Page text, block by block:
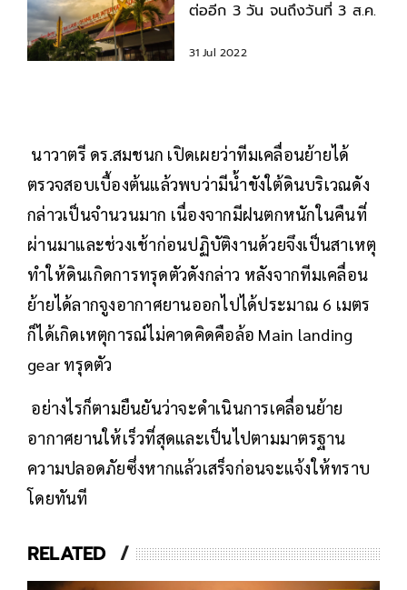
ต่ออีก 3 วัน จนถึงวันที่ 3 ส.ค.
31 Jul 2022
นาวาตรี ดร.สมชนก เปิดเผยว่าทีมเคลื่อนย้ายได้
ตรวจสอบเบื้องต้นแล้วพบว่ามีน้ำขังใต้ดินบริเวณดัง
กล่าวเป็นจำนวนมาก เนื่องจากมีฝนตกหนักในคืนที่
ผ่านมาและช่วงเช้าก่อนปฏิบัติงานด้วยจึงเป็นสาเหตุ
ทำให้ดินเกิดการทรุดตัวดังกล่าว หลังจากทีมเคลื่อน
ย้ายได้ลากจูงอากาศยานออกไปได้ประมาณ 6 เมตร
ก็ได้เกิดเหตุการณ์ไม่คาดคิดคือล้อ Main landing
gear ทรุดตัว
อย่างไรก็ตามยืนยันว่าจะดำเนินการเคลื่อนย้าย
อากาศยานให้เร็วที่สุดและเป็นไปตามมาตรฐาน
ความปลอดภัยซึ่งหากแล้วเสร็จก่อนจะแจ้งให้ทราบ
โดยทันที
RELATED